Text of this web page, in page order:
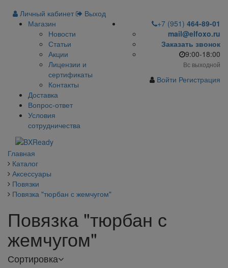
Личный кабинет
Выход
Магазин
Новости
Статьи
Акции
Лицензии и
сертификаты
Контакты
Доставка
Вопрос-ответ
Условия
сотрудничества
+7 (951) 464-89-01
mail@elfoxo.ru
Заказать звонок
9:00-18:00
Вс выходной
Войти Регистрация
Главная
Каталог
Аксессуары
Повязки
Повязка "тюрбан с жемчугом"
Повязка "тюрбан с
жемчугом"
Сортировка